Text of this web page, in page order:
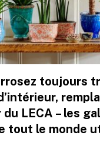
toujours
LECA – les
tout le monde